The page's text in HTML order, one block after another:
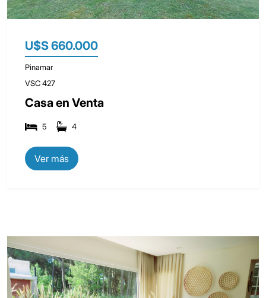
U$S 660.000
Pinamar
VSC 427
Casa en Venta
5 4
Ver más